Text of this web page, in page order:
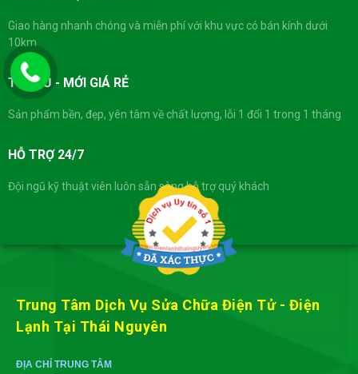
Giao hàng nhanh chóng và miễn phí với khu vực có bán kính dưới
10km
TIVI CŨ - MỚI GIÁ RẺ
Sản phẩm bền, đẹp, yên tâm về chất lượng, lỗi 1 đổi 1 trong 1 tháng
HỖ TRỢ 24/7
Đội ngũ kỹ thuật viên luôn sẵn sàng hỗ trợ quý khách
Trung Tâm Dịch Vụ Sửa Chữa Điện Tử - Điện
Lạnh Tại Thái Nguyên
ĐỊA CHỈ TRUNG TÂM